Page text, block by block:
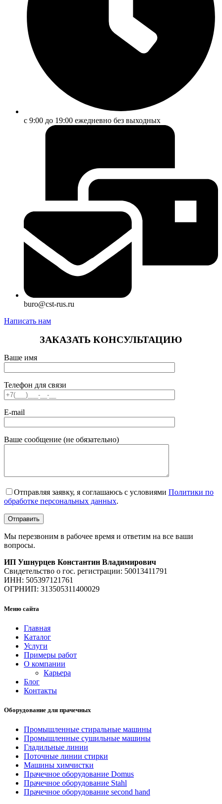
с 9:00 до 19:00 ежедневно без выходных
buro@cst-rus.ru
Написать нам
ЗАКАЗАТЬ КОНСУЛЬТАЦИЮ
Ваше имя
Телефон для связи
E-mail
Ваше сообщение (не обязательно)
Отправляя заявку, я соглашаюсь с условиями Политики по
обработке персональных данных.
Мы перезвоним в рабочее время и ответим на все ваши
вопросы.
ИП Ушнурцев Константин Владимирович
Свидетельство о гос. регистрации: 50013411791
ИНН: 505397121761
ОГРНИП: 313505311400029
Меню сайта
Главная
Каталог
Услуги
Примеры работ
О компании
Карьера
Блог
Контакты
Оборудование для прачечных
Промышленные стиральные машины
Промышленные сушильные машины
Гладильные линии
Поточные линии стирки
Машины химчистки
Прачечное оборудование Domus
Прачечное оборудование Stahl
Прачечное оборудование second hand